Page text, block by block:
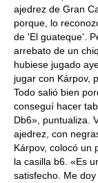
ajedrez de Gran
porque, lo
de 'El guateque'.
arrebato de un
hubiese jugado
jugar con Kárpov,
Todo salió bien
conseguí hacer
Db6», puntualiza.
ajedrez, con
Kárpov, colocó un
la casilla b6. «Es
satisfecho. Me